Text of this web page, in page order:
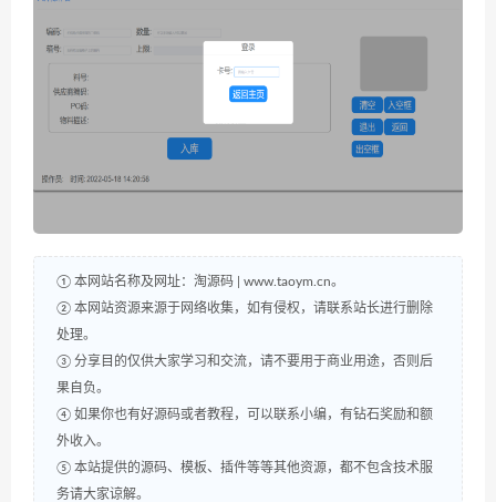
① 本网站名称及网址：淘源码 | www.taoym.cn。
② 本网站资源来源于网络收集，如有侵权，请联系站长进行删除
处理。
③ 分享目的仅供大家学习和交流，请不要用于商业用途，否则后
果自负。
④ 如果你也有好源码或者教程，可以联系小编，有钻石奖励和额
外收入。
⑤ 本站提供的源码、模板、插件等等其他资源，都不包含技术服
务请大家谅解。